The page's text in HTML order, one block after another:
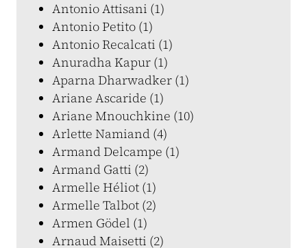
Antonio Attisani (1)
Antonio Petito (1)
Antonio Recalcati (1)
Anuradha Kapur (1)
Aparna Dharwadker (1)
Ariane Ascaride (1)
Ariane Mnouchkine (10)
Arlette Namiand (4)
Armand Delcampe (1)
Armand Gatti (2)
Armelle Héliot (1)
Armelle Talbot (2)
Armen Gödel (1)
Arnaud Maisetti (2)